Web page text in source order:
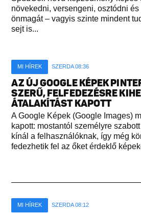
növekedni, versengeni, osztódni
önmagát – vagyis szinte mindent
sejt is...
MI HÍREK SZERDA 08:36
AZ ÚJ GOOGLE KÉPEK
SZERŰ, FELFEDEZÉSRE
ÁTALAKÍTÁST KAPOTT
A Google Képek (Google Images)
kapott: mostantól személyre
kínál a felhasználóknak, így még
fedezhetik fel az őket érdeklő
MI HÍREK SZERDA 08:12